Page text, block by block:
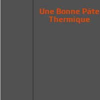
Une Bonne Pâte
Thermique